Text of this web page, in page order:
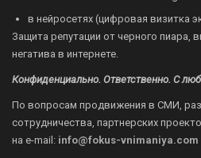
в нейросетях (цифровая визитка
Защита репутации от черного пиара,
негатива в интернете.
Конфиденциально. Ответственно. С
По вопросам продвижения в СМИ,
сотрудничества, партнерских
на e-mail: info@fokus-vnimaniya.com